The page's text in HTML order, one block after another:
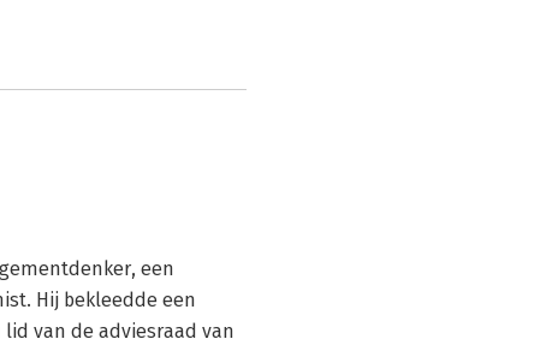
een
Hij bekleedde een
van de adviesraad van